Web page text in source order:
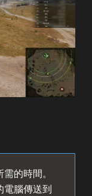
的時間。
腦傳送到